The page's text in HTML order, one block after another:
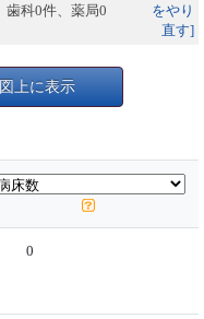
歯科0件、薬局0
をやり
直す]
上に表示
0